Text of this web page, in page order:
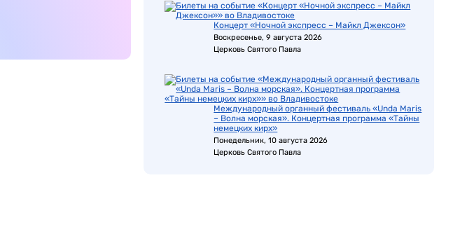
Концерт «Ночной экспресс – Майкл Джексон»
Воскресенье, 9 августа 2026
Церковь Святого Павла
Международный органный фестиваль «Unda Maris
– Волна морская». Концертная программа «Тайны
немецких кирх»
Понедельник, 10 августа 2026
Церковь Святого Павла